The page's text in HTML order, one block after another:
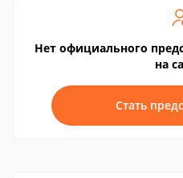
Нет официального
на
Стать